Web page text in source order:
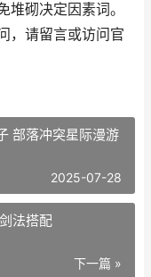
砌决定因素词。
，请留言或访问官
部落冲突星际漫游
2025-07-28
法搭配
下一篇 »